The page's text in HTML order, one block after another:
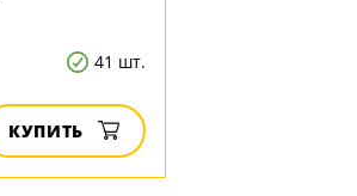
41 шт.
КУПИТЬ